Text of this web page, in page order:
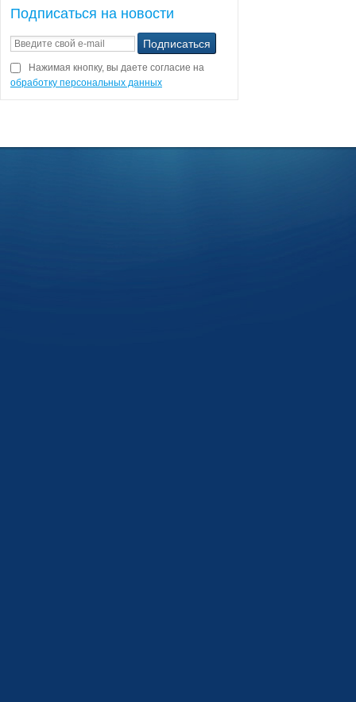
Подписаться на новости
Нажимая кнопку, вы даете согласие на
обработку персональных данных